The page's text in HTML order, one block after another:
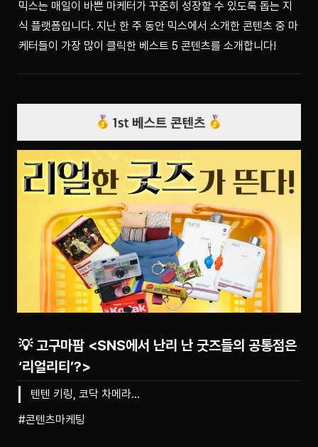
믹스는 매일이 바쁜 마케터가 꾸준히 성장할 수 있도록 돕는 지
식 플랫폼입니다. 지난 한 주 동안 믹스에서 소개한 콘텐츠 중 마
케터들이 가장 많이 클릭한 베스트 5 콘텐츠를 소개합니다!
💡 고구마팜 <SNS에서 난리 난 굿즈들의 공통점은
‘리얼리티’?>
텐텐 키링, 코닥 차메라…
#콘텐츠마케팅